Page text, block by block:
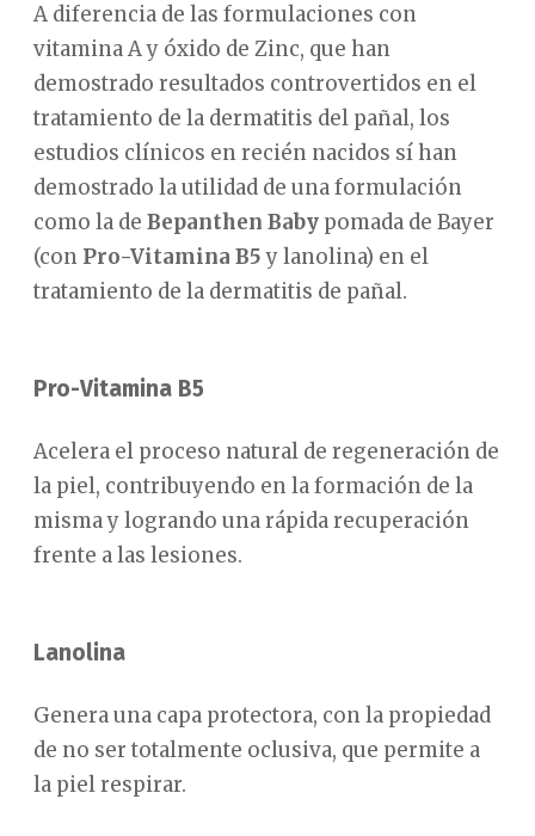
A diferencia de las formulaciones con
vitamina A y óxido de Zinc, que han
demostrado resultados controvertidos en el
tratamiento de la dermatitis del pañal, los
estudios clínicos en recién nacidos sí han
demostrado la utilidad de una formulación
como la de Bepanthen Baby pomada de Bayer
(con Pro-Vitamina B5y lanolina) en el
tratamiento de la dermatitis de pañal.
Pro-Vitamina B5
Acelera el proceso natural de regeneración de
la piel, contribuyendo en la formación de la
misma y logrando una rápida recuperación
frente a las lesiones.
Lanolina
Genera una capa protectora, con la propiedad
de no ser totalmente oclusiva, que permite a
la piel respirar.